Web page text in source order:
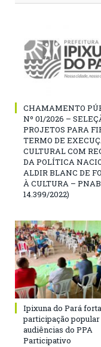
CHAMAMENTO
Nº 01/2026 –
PROJETOS PARA
TERMO DE
CULTURAL COM
DA POLÍTICA
ALDIR BLANC DE
À CULTURA –
14.399/2022)
Ipixuna do Pará
participação
audiências do PPA
Participativo